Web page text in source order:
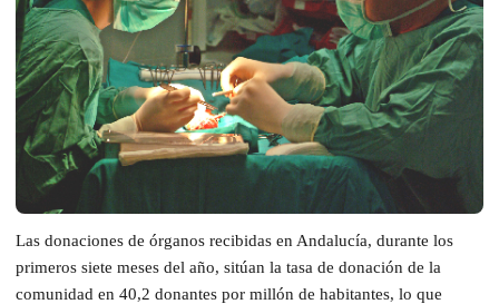
Las donaciones de órganos recibidas en Andalucía, durante los
primeros siete meses del año, sitúan la tasa de donación de la
comunidad en 40,2 donantes por millón de habitantes, lo que